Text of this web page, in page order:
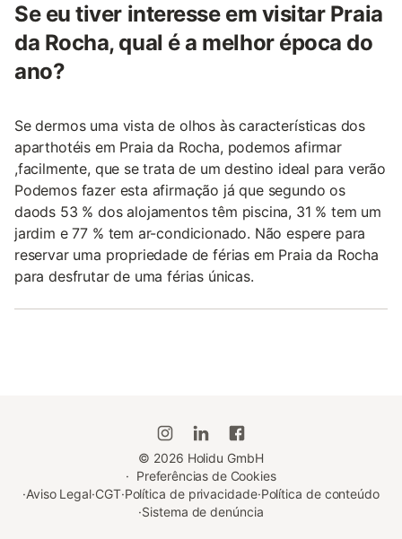
Se eu tiver interesse em visitar Praia
da Rocha, qual é a melhor época do
ano?
Se dermos uma vista de olhos às características dos
aparthotéis em Praia da Rocha, podemos afirmar
,facilmente, que se trata de um destino ideal para verão
Podemos fazer esta afirmação já que segundo os
daods 53 % dos alojamentos têm piscina, 31 % tem um
jardim e 77 % tem ar-condicionado. Não espere para
reservar uma propriedade de férias em Praia da Rocha
para desfrutar de uma férias únicas.
© 2026 Holidu GmbH
· Preferências de Cookies
·Aviso Legal·CGT·Política de privacidade·Política de conteúdo
·Sistema de denúncia